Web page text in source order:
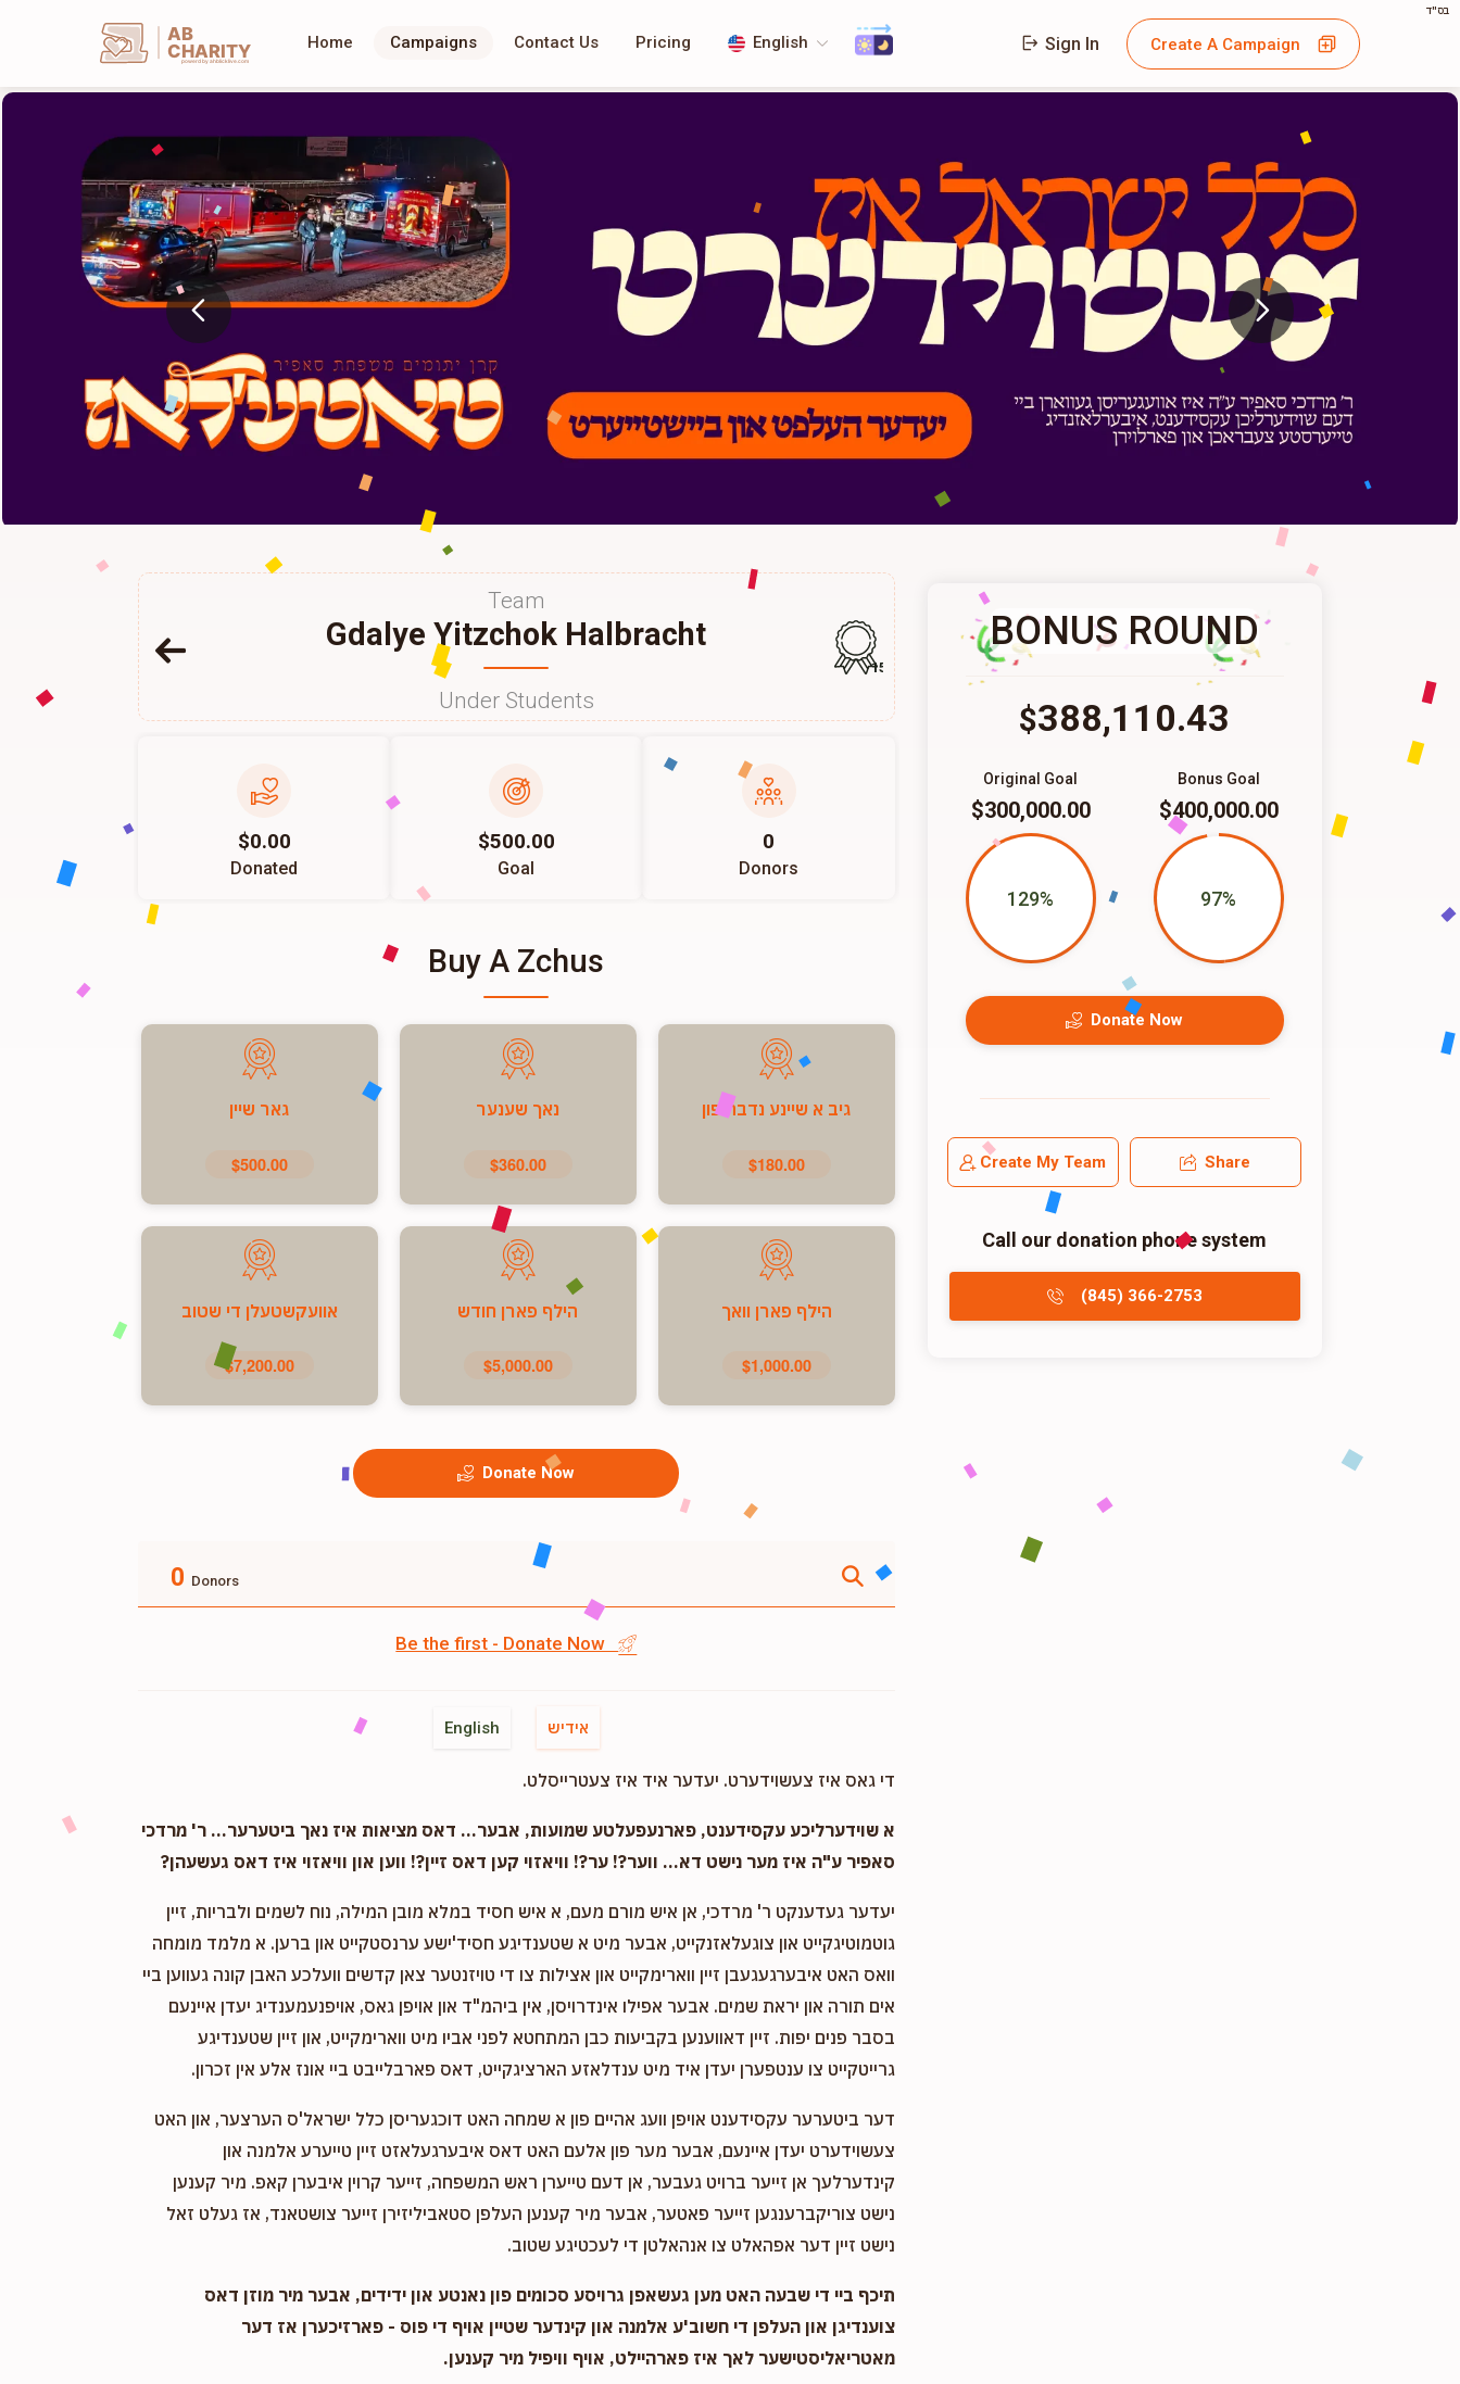
בס"ד
AB
CHARITY
powerd by ahblicklive.com
Home Campaigns Contact Us Pricing English Sign In Create A Campaign
Team
Gdalye Yitzchok Halbracht
Under Students
157
$0.00
Donated
$500.00
Goal
0
Donors
Buy A Zchus
גיב א שיינע נדבה פון
$180.00
נאך שענער
$360.00
גאר שיין
$500.00
הילף פארן וואך
$1,000.00
הילף פארן חודש
$5,000.00
אוועקשטעלן די שטוב
$7,200.00
Donate Now
0 Donors
Be the first - Donate Now
English אידיש
די גאס איז צעשוידערט. יעדער איד איז צעטרייסלט.
א שוידערליכע עקסידענט, פארנעפעלטע שמועות, אבער... דאס מציאות איז נאך ביטערער... ר' מרדכי
סאפיר ע"ה איז מער נישט דא... ווער?! ער?! וויאזוי קען דאס זיין?! ווען און וויאזוי איז דאס געשעהן?
יעדער געדענקט ר' מרדכי, אן איש מורם מעם, א איש חסיד במלא מובן המילה, נוח לשמים ולבריות, זיין
גוטמוטיגקייט און צוגעלאזנקייט, אבער מיט א שטענדיגע חסיד'ישע ערנסטקייט און ברען. א מלמד מומחה
וואס האט איבערגעגעבן זיין ווארימקייט און אצילות צו די טויזנטער צאן קדשים וועלכע האבן קונה געווען ביי
אים תורה און יראת שמים. אבער אפילו אינדרויסן, אין ביהמ"ד און אויפן גאס, אויפנעמענדיג יעדן איינעם
בסבר פנים יפות. זיין דאווענען בקביעות כבן המתחטא לפני אביו מיט ווארימקייט, און זיין שטענדיגע
גרייטקייט צו ענטפערן יעדן איד מיט ענדלאזע הארציגקייט, דאס פארבלייבט ביי אונז אלע אין זכרון.
דער ביטערער עקסידענט אויפן וועג אהיים פון א שמחה האט דוכגעריסן כלל ישראל'ס הערצער, און האט
צעשוידערט יעדן איינעם, אבער מער פון אלעם האט דאס איבערגעלאזט זיין טייערע אלמנה און
קינדערלעך אן זייער ברויט געבער, אן דעם טייערן ראש המשפחה, זייער קרוין איבערן קאפ. מיר קענען
נישט צוריקברענגען זייער פאטער, אבער מיר קענען העלפן סטאביליזירן זייער צושטאנד, אז געלט זאל
נישט זיין דער אפהאלט צו אנהאלטן די לעכטיגע שטוב.
תיכף ביי די שבעה האט מען געשאפן גרויסע סכומים פון נאנטע און ידידים, אבער מיר מוזן דאס
צוענדיגן און העלפן די חשוב'ע אלמנה און קינדער שטיין אויף די פוס - פארזיכערן אז דער
מאטריאליסטישער לאך איז פארהיילט, אויף וויפיל מיר קענען.
BONUS ROUND
$388,110.43
Bonus Goal
$400,000.00
97%
Original Goal
$300,000.00
129%
Donate Now
Create My Team Share
Call our donation phone system
(845) 366-2753